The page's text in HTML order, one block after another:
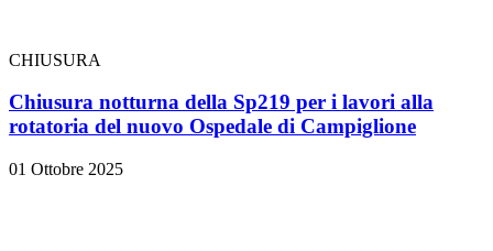
CHIUSURA
Chiusura notturna della Sp219 per i lavori alla
rotatoria del nuovo Ospedale di Campiglione
01 Ottobre 2025